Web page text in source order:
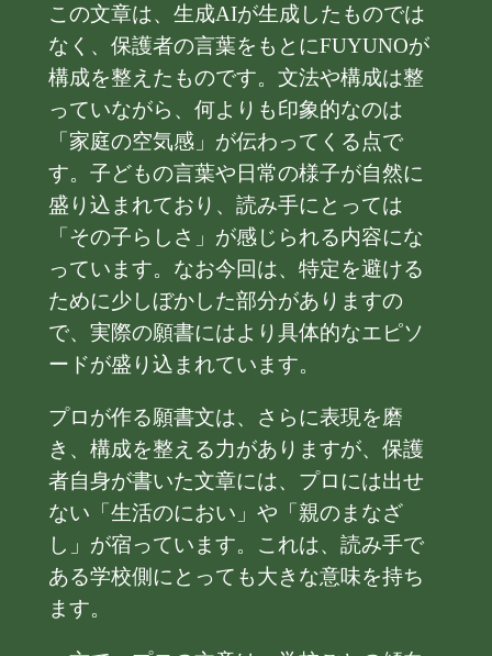
この文章は、生成AIが生成したものでは
なく、保護者の言葉をもとにFUYUNOが
構成を整えたものです。文法や構成は整
っていながら、何よりも印象的なのは
「家庭の空気感」が伝わってくる点で
す。子どもの言葉や日常の様子が自然に
盛り込まれており、読み手にとっては
「その子らしさ」が感じられる内容にな
っています。なお今回は、特定を避ける
ために少しぼかした部分がありますの
で、実際の願書にはより具体的なエピソ
ードが盛り込まれています。
プロが作る願書文は、さらに表現を磨
き、構成を整える力がありますが、保護
者自身が書いた文章には、プロには出せ
ない「生活のにおい」や「親のまなざ
し」が宿っています。これは、読み手で
ある学校側にとっても大きな意味を持ち
ます。